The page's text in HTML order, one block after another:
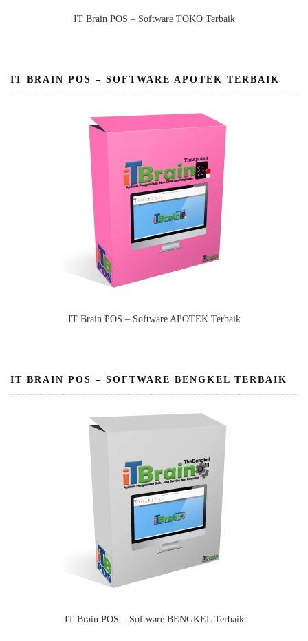
IT Brain POS – Software TOKO Terbaik
IT BRAIN POS – SOFTWARE APOTEK TERBAIK
IT Brain POS – Software APOTEK Terbaik
IT BRAIN POS – SOFTWARE BENGKEL TERBAIK
IT Brain POS – Software BENGKEL Terbaik